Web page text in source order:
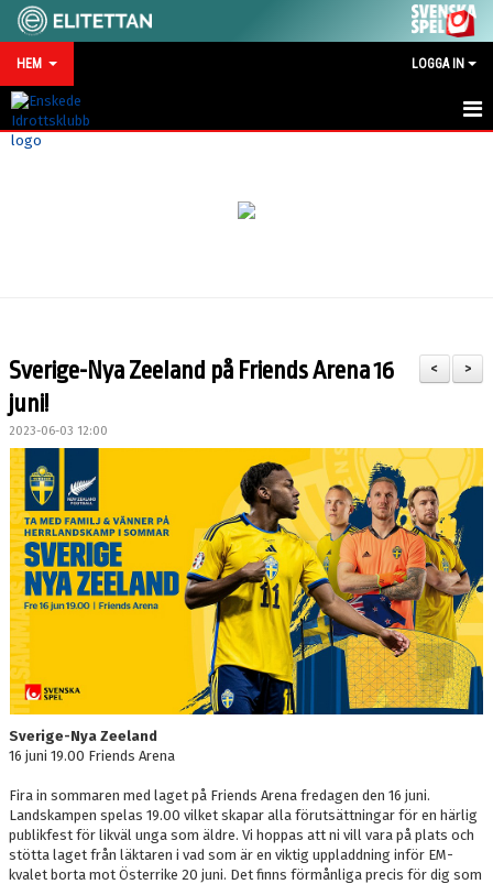
HEM LOGGA IN
HEM
SPONSRING
>
<
Sverige-Nya Zeeland på Friends Arena 16
juni!
2023-06-03 12:00
Sverige-Nya Zeeland
16 juni 19.00 Friends Arena
Fira in sommaren med laget på Friends Arena fredagen den 16 juni.
Landskampen spelas 19.00 vilket skapar alla förutsättningar för en härlig
publikfest för likväl unga som äldre. Vi hoppas att ni vill vara på plats och
stötta laget från läktaren i vad som är en viktig uppladdning inför EM-
kvalet borta mot Österrike 20 juni. Det finns förmånliga precis för dig som